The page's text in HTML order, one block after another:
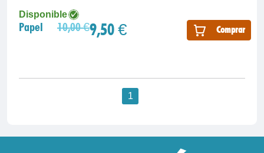
Disponible
Papel 10,00 €9,50 € Comprar
1